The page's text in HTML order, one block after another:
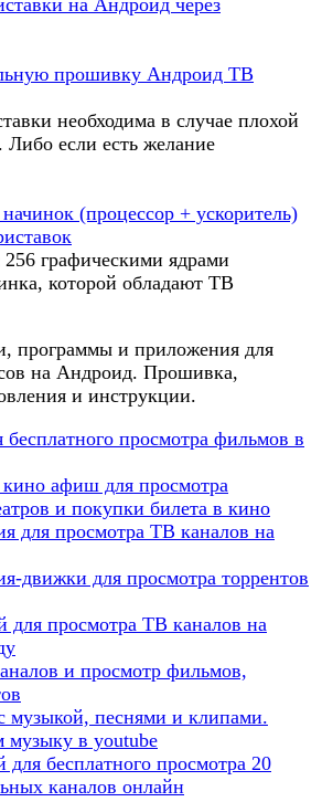
прошивку Андроид ТВ
необходима в случае плохой
Либо если есть желание
(процессор + ускоритель)
графическими ядрами
которой обладают ТВ
программы и приложения для
на Андроид. Прошивка,
и инструкции.
просмотра фильмов в
афиш для просмотра
и покупки билета в кино
для просмотра ТВ каналов на
движки для просмотра торрентов
для просмотра ТВ каналов на
и просмотр фильмов,
музыкой, песнями и клипами.
музыку в youtube
бесплатного просмотра 20
каналов онлайн